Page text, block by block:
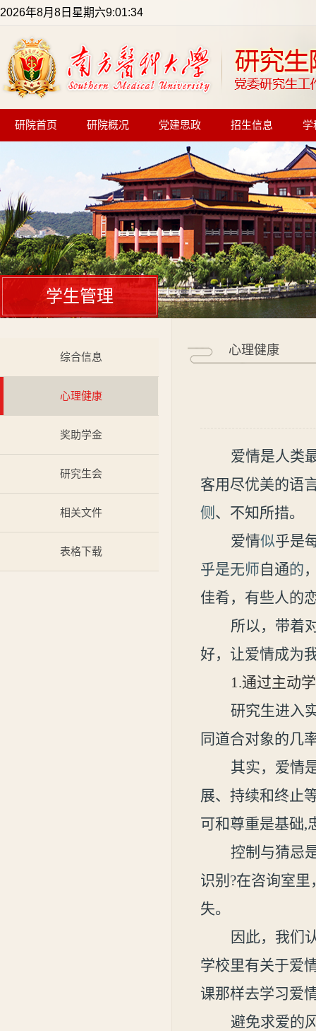
2026年8月8日星期六9:01:34
研院首页 研院概况 党建思政 招生信息 学
学生管理
综合信息
心理健康
奖助学金
研究生会
相关文件
表格下载
心理健康
爱情是人类
客用尽优美的语
侧 、不知所措。
爱情似乎是
乎是无师自通的
佳肴，有些人的
所以，带着
好，让爱情成为
1.通过主动
研究生进入
同道合对象的几
其实，爱情
展、持续和终止
可和尊重是基础,
控制与猜忌
识别 ?在咨询室里
失。
因此，我们
学校里有关于爱
课那样去学习爱
避免求爱的